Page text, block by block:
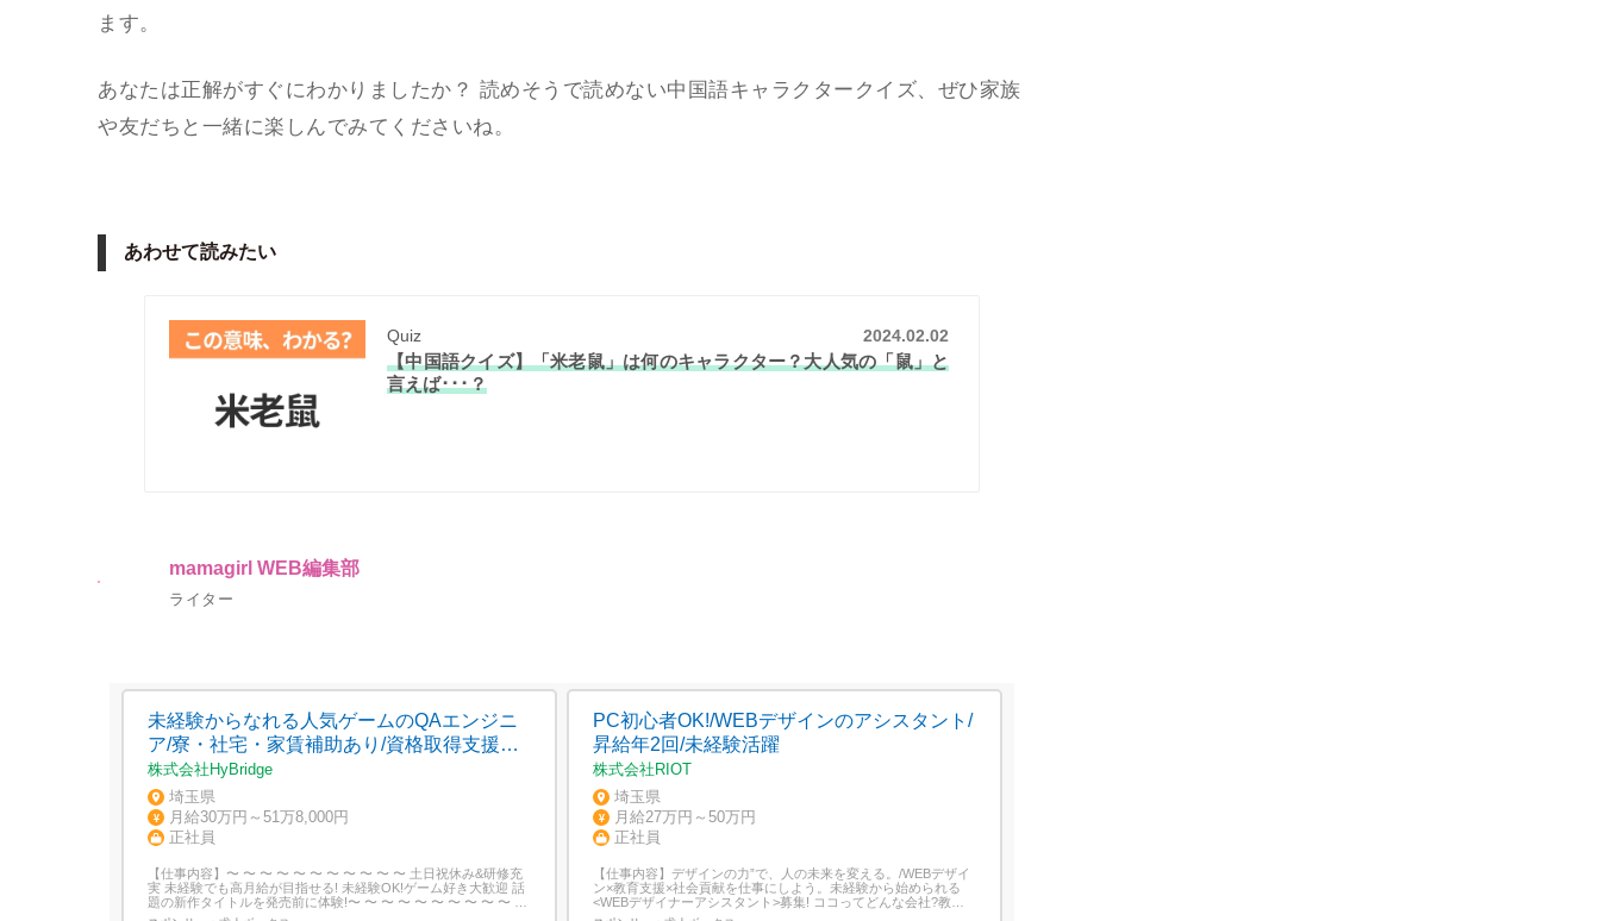
ます。
あなたは正解がすぐにわかりましたか？ 読めそうで読めない中国語キャラクタークイズ、ぜひ家族
や友だちと一緒に楽しんでみてくださいね。
あわせて読みたい
Quiz 2024.02.02
【中国語クイズ】「米老鼠」は何のキャラクター？大人気の「鼠」と
言えば･･･？
mamagirl WEB編集部
ライター
未経験からなれる人気ゲームのQAエンジニ
ア/寮・社宅・家賃補助あり/資格取得支援あ
り
株式会社HyBridge
埼玉県
月給30万円～51万8,000円
正社員
【仕事内容】〜 〜 〜 〜 〜 〜 〜 〜 〜 〜 〜 土日祝休み&研修充
実 未経験でも高月給が目指せる! 未経験OK!ゲーム好き大歓迎 話
題の新作タイトルを発売前に体験!〜 〜 〜 〜 〜 〜 〜 〜 〜 〜 〜
ゲームの裏側に触れられるちょっとレアなお仕事 <仕事内容> テ
PC初心者OK!/WEBデザインのアシスタント/
昇給年2回/未経験活躍
株式会社RIOT
埼玉県
月給27万円～50万円
正社員
【仕事内容】デザインの力”で、人の未来を変える。/WEBデザイ
ン×教育支援×社会貢献を仕事にしよう。未経験から始められる
<WEBデザイナーアシスタント>募集! ココってどんな会社?教育×
デザイン×BPOを掛け合わせた“ちょっと変わったベンチャー”!障